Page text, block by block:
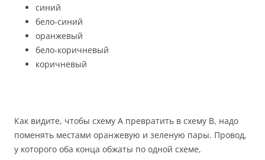
синий
бело-синий
оранжевый
бело-коричневый
коричневый
Как видите, чтобы схему A превратить в схему B, надо
поменять местами оранжевую и зеленую пары. Провод,
у которого оба конца обжаты по одной схеме,